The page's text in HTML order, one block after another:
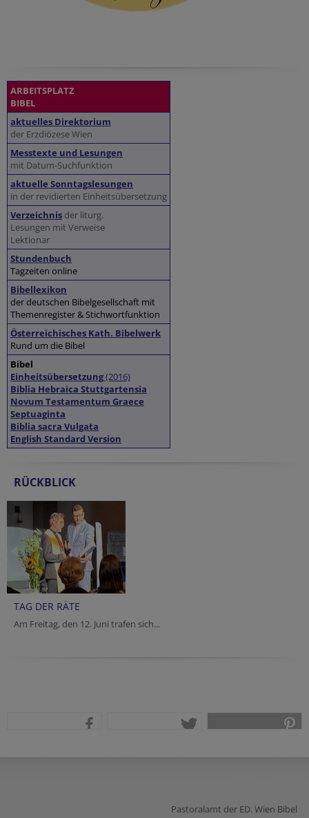
ARBEITSPLATZ
BIBEL
aktuelles Direktorium
der Erzdiözese Wien
Messtexte und Lesungen
mit Datum-Suchfunktion
aktuelle Sonntagslesungen
in der revidierten Einheitsübersetzung
Verzeichnis der liturg.
Lesungen mit Verweise
Lektionar
Stundenbuch
Tagzeiten online
Bibellexikon
der deutschen Bibelgesellschaft mit
Themenregister & Stichwortfunktion
Österreichisches Kath. Bibelwerk
Rund um die Bibel
Bibel
Einheitsübersetzung(2016)
Biblia Hebraica Stuttgartensia
Novum Testamentum Graece
Septuaginta
Biblia sacra Vulgata
English Standard Version
RÜCKBLICK
TAG DER RÄTE
Am Freitag, den 12. Juni trafen sich...
Pastoralamt der ED. Wien Bibel